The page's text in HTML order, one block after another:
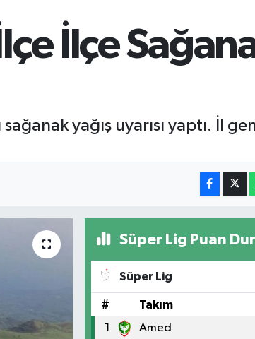
İlçe
yağış uyarısı yaptı. İl
Süper Lig Puan
Süper Lig
# Takım
1 Amed